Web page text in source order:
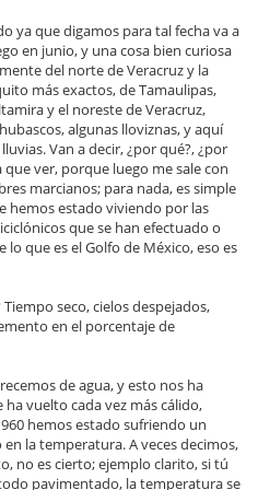
ya que digamos para tal fecha va a
en junio, y una cosa bien curiosa
del norte de Veracruz y la
más exactos, de Tamaulipas,
y el noreste de Veracruz,
algunas lloviznas, y aquí
Van a decir, ¿por qué?, ¿por
ver, porque luego me sale con
marcianos; para nada, es simple
hemos estado viviendo por las
que se han efectuado o
que es el Golfo de México, eso es
seco, cielos despejados,
en el porcentaje de
de agua, y esto nos ha
vuelto cada vez más cálido,
hemos estado sufriendo un
la temperatura. A veces decimos,
no es cierto; ejemplo clarito, si tú
pavimentado, la temperatura se